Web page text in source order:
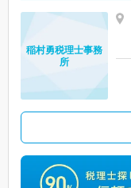
稲村勇税理士事務
所